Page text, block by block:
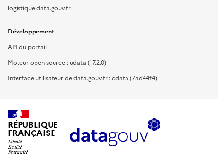
logistique.data.gouv.fr
Développement
API du portail
Moteur open source : udata (17.2.0)
Interface utilisateur de data.gouv.fr : cdata (7ad44f4)
RÉPUBLIQUE
FRANÇAISE